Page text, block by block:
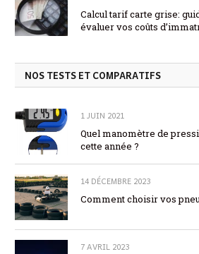
Calcul tarif carte grise:
évaluer vos coûts
NOS TESTS ET COMPARATIFS
1 JUIN 2021
Quel manomètre de
cette année ?
14 DÉCEMBRE 2023
Comment choisir vos
7 AVRIL 2023